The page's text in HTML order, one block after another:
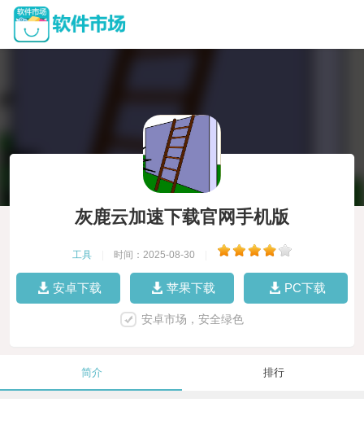
灰鹿云加速下载官网手机版
工具 时间：2025-08-30
安卓下载 苹果下载 PC下载
安卓市场，安全绿色
简介 排行